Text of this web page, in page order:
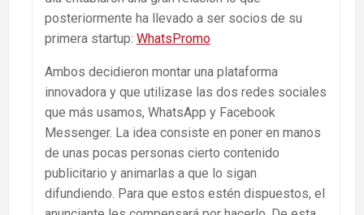
posteriormente ha llevado a ser socios de su
primera startup: WhatsPromo
Ambos decidieron montar una plataforma
innovadora y que utilizase las dos redes sociales
que más usamos, WhatsApp y Facebook
Messenger. La idea consiste en poner en manos
de unas pocas personas cierto contenido
publicitario y animarlas a que lo sigan
difundiendo. Para que estos estén dispuestos, el